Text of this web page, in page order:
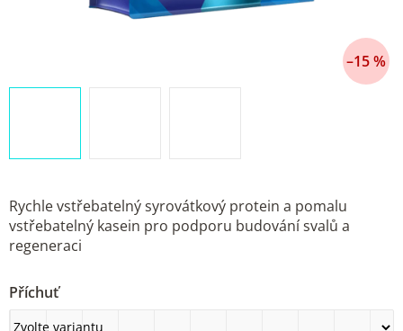
Rychle vstřebatelný syrovátkový protein a pomalu
vstřebatelný kasein pro podporu budování svalů a
regeneraci
Příchuť
–15 %